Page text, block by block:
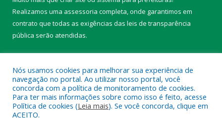
Realizamos uma assessoria completa, onde garantimos em
contrato que todas as exigências das leis de transparência
pública serão atendidas.
Todos os direitos reservados a Câmara Municipal de Belterra.
Nós usamos cookies para melhorar sua experiência de
navegação no portal. Ao utilizar nosso portal, você
concorda com a política de monitoramento de cookies.
Para ter mais informações sobre como isso é feito, acesse
Política de cookies (Leia mais). Se você concorda, clique em
ACEITO.